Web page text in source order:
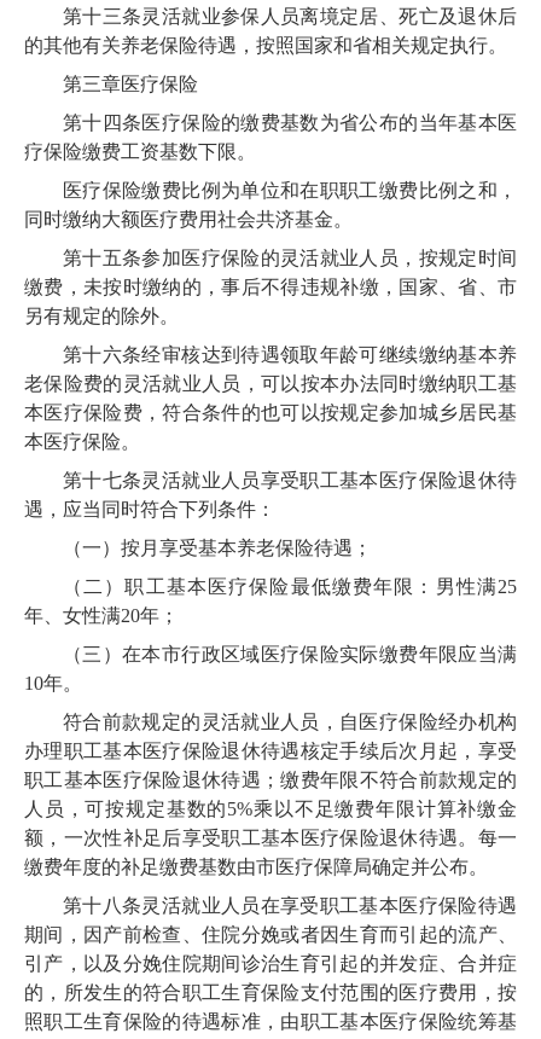
第十三条灵活就业参保人员离境定居、死亡及退休后
的其他有关养老保险待遇，按照国家和省相关规定执行。
第三章医疗保险
第十四条医疗保险的缴费基数为省公布的当年基本医
疗保险缴费工资基数下限。
医疗保险缴费比例为单位和在职职工缴费比例之和，
同时缴纳大额医疗费用社会共济基金。
第十五条参加医疗保险的灵活就业人员，按规定时间
缴费，未按时缴纳的，事后不得违规补缴，国家、省、市
另有规定的除外。
第十六条经审核达到待遇领取年龄可继续缴纳基本养
老保险费的灵活就业人员，可以按本办法同时缴纳职工基
本医疗保险费，符合条件的也可以按规定参加城乡居民基
本医疗保险。
第十七条灵活就业人员享受职工基本医疗保险退休待
遇， 应当同时符合下列条件：
（一）按月享受基本养老保险待遇；
（二）职工基本医疗保险最低缴费年限：男性满25
年、女性满20年；
（三）在本市行政区域医疗保险实际缴费年限应当满
10年。
符合前款规定的灵活就业人员， 自医疗保险经办机构
办理职工基本医疗保险退休待遇核定手续后次月起，享受
职工基本医疗保险退休待遇；缴费年限不符合前款规定的
人员，可按规定基数的5%乘以不足缴费年限计算补缴金
额，一次性补足后享受职工基本医疗保险退休待遇。每一
缴费年度的补足缴费基数由市医疗保障局确定并公布。
第十八条灵活就业人员在享受职工基本医疗保险待遇
期间，因产前检查、住院分娩或者因生育而引起的流产、
引产，以及分娩住院期间诊治生育引起的并发症、合并症
的，所发生的符合职工生育保险支付范围的医疗费用，按
照职工生育保险的待遇标准，由职工基本医疗保险统筹基